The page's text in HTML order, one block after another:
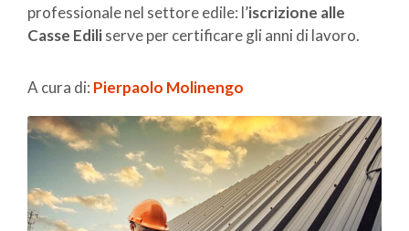
professionale nel settore edile: l’iscrizione alle
Casse Ediliserve per certificare gli anni di lavoro.
A cura di: Pierpaolo Molinengo